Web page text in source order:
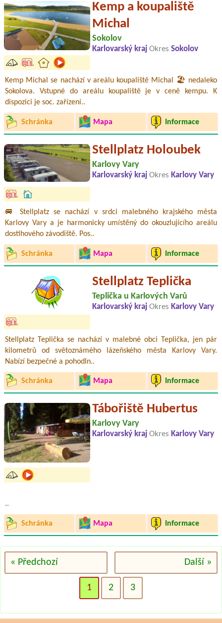
Kemp a koupaliště
Michal
Sokolov
Karlovarský kraj Okres Sokolov
Kemp Michal se nachází v areálu koupaliště Michal 🏖️ nedaleko
Sokolova. Vstupné do areálu koupaliště je v ceně kempu. K
dispozici je soc. zařízení..
Schránka Mapa Informace
Stellplatz Holoubek
Karlovy Vary
Karlovarský kraj Okres Karlovy Vary
🚐 Stellplatz se nachází v srdci malebného krajského města
Karlovy Vary a je harmonicky umístěný do okouzlujícího areálu
dostihového závodiště. Pos..
Schránka Mapa Informace
Stellplatz Teplička
Teplička u Karlových Varů
Karlovarský kraj Okres Karlovy Vary
Stellplatz Teplička se nachází v malebné obci Teplička, jen pár
kilometrů od světoznámého lázeňského města Karlovy Vary.
Nabízí bezpečné a pohodln..
Schránka Mapa Informace
Tábořiště Hubertus
Karlovy Vary
Karlovarský kraj Okres Karlovy Vary
..
Schránka Mapa Informace
« Předchozí Další »
1 2 3